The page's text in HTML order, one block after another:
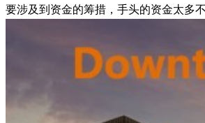
要涉及到资金的筹措，手头的资金太多